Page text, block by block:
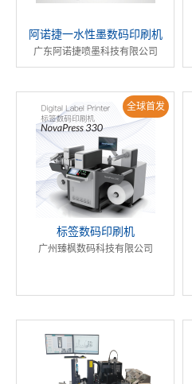
阿诺捷一水性墨数码印刷机
广东阿诺捷喷墨科技有限公司
全球首发
标签数码印刷机
广州臻枫数码科技有限公司